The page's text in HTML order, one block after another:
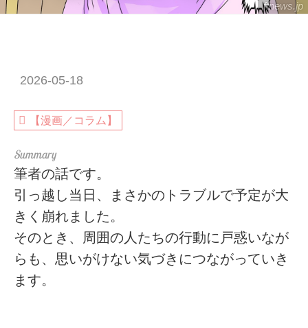
ftnews.jp
2026-05-18
【漫画／コラム】
筆者の話です。
引っ越し当日、まさかのトラブルで予定が大
きく崩れました。
そのとき、周囲の人たちの行動に戸惑いなが
らも、思いがけない気づきにつながっていき
ます。